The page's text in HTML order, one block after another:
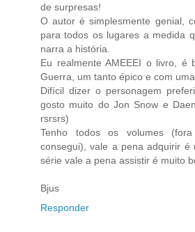
de surpresas!
O autor é simplesmente genial,
para todos os lugares a medida
narra a história.
Eu realmente AMEEEI o livro, é
Guerra, um tanto épico e com
Difícil dizer o personagem
gosto muito do Jon Snow e
rsrsrs)
Tenho todos os volumes
consegui), vale a pena adquirir é
série vale a pena assistir é muito
Bjus
Responder